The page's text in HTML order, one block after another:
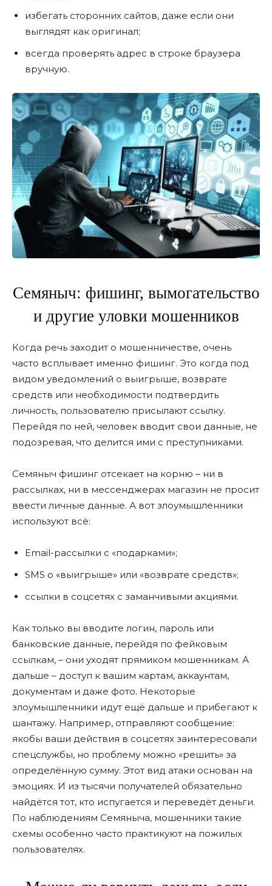
избегать сторонних сайтов, даже если они
выглядят как оригинал;
всегда проверять адрес в строке браузера
вручную.
Семяныч: фишинг, вымогательство
и другие уловки мошенников
Когда речь заходит о мошенничестве, очень
часто всплывает именно фишинг. Это когда под
видом уведомлений о выигрыше, возврате
средств или необходимости подтвердить
личность, пользователю присылают ссылку.
Перейдя по ней, человек вводит свои данные, не
подозревая, что делится ими с преступниками.
Семяныч фишинг отсекает на корню – ни в
рассылках, ни в мессенджерах магазин не просит
ввести личные данные. А вот злоумышленники
используют всё:
Email-рассылки с «подарками»;
SMS о «выигрыше» или «возврате средств»;
ссылки в соцсетях с заманчивыми акциями.
Как только вы вводите логин, пароль или
банковские данные, перейдя по фейковым
ссылкам, – они уходят прямиком мошенникам. А
дальше – доступ к вашим картам, аккаунтам,
документам и даже фото. Некоторые
злоумышленники идут ещё дальше и прибегают к
шантажу. Например, отправляют сообщение:
якобы ваши действия в соцсетях заинтересовали
спецслужбы, но проблему можно «решить» за
определённую сумму. Этот вид атаки основан на
эмоциях. И из тысячи получателей обязательно
найдётся тот, кто испугается и переведёт деньги.
По наблюдениям Семяныча, мошенники такие
схемы особенно часто практикуют на пожилых
пользователях.